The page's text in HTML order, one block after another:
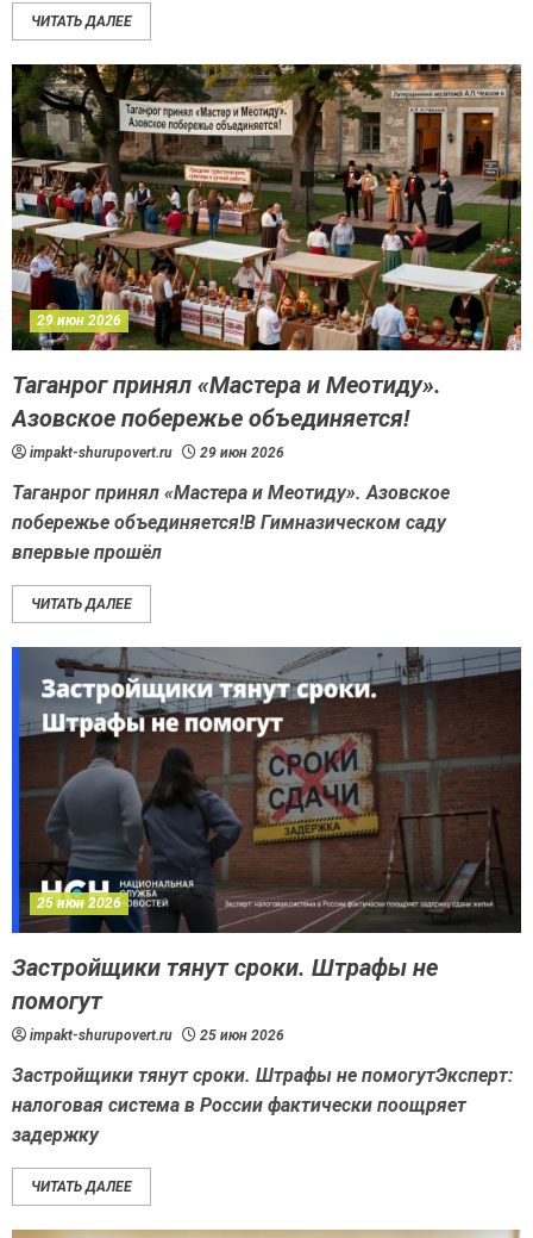
ЧИТАТЬ ДАЛЕЕ
29 июн 2026
Таганрог принял «Мастера и Меотиду».
Азовское побережье объединяется!
impakt-shurupovert.ru 29 июн 2026
Таганрог принял «Мастера и Меотиду». Азовское
побережье объединяется!В Гимназическом саду
впервые прошёл
ЧИТАТЬ ДАЛЕЕ
25 июн 2026
Застройщики тянут сроки. Штрафы не
помогут
impakt-shurupovert.ru 25 июн 2026
Застройщики тянут сроки. Штрафы не помогутЭксперт:
налоговая система в России фактически поощряет
задержку
ЧИТАТЬ ДАЛЕЕ